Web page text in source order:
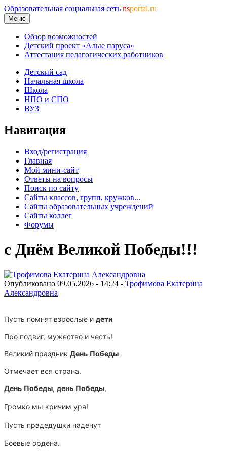
Образовательная социальная сеть nsportal.ru
Меню
Обзор возможностей
Детский проект «Алые паруса»
Аттестация педагогических работников
Детский сад
Начальная школа
Школа
НПО и СПО
ВУЗ
Навигация
Вход/регистрация
Главная
Мой мини-сайт
Ответы на вопросы
Поиск по сайту
Сайты классов, групп, кружков...
Сайты образовательных учреждений
Сайты коллег
Форумы
с Днём Великой Победы!!!
Опубликовано 09.05.2026 - 14:24 - Трофимова Екатерина
Александровна
Пусть помнят взрослые и дети
Про подвиг, мужество и честь!
Великий праздник День Победы
Отмечает вся страна.
День Победы, день Победы,
Громко мы кричим ура!
Пусть прадедушки наденут
Боевые ордена.